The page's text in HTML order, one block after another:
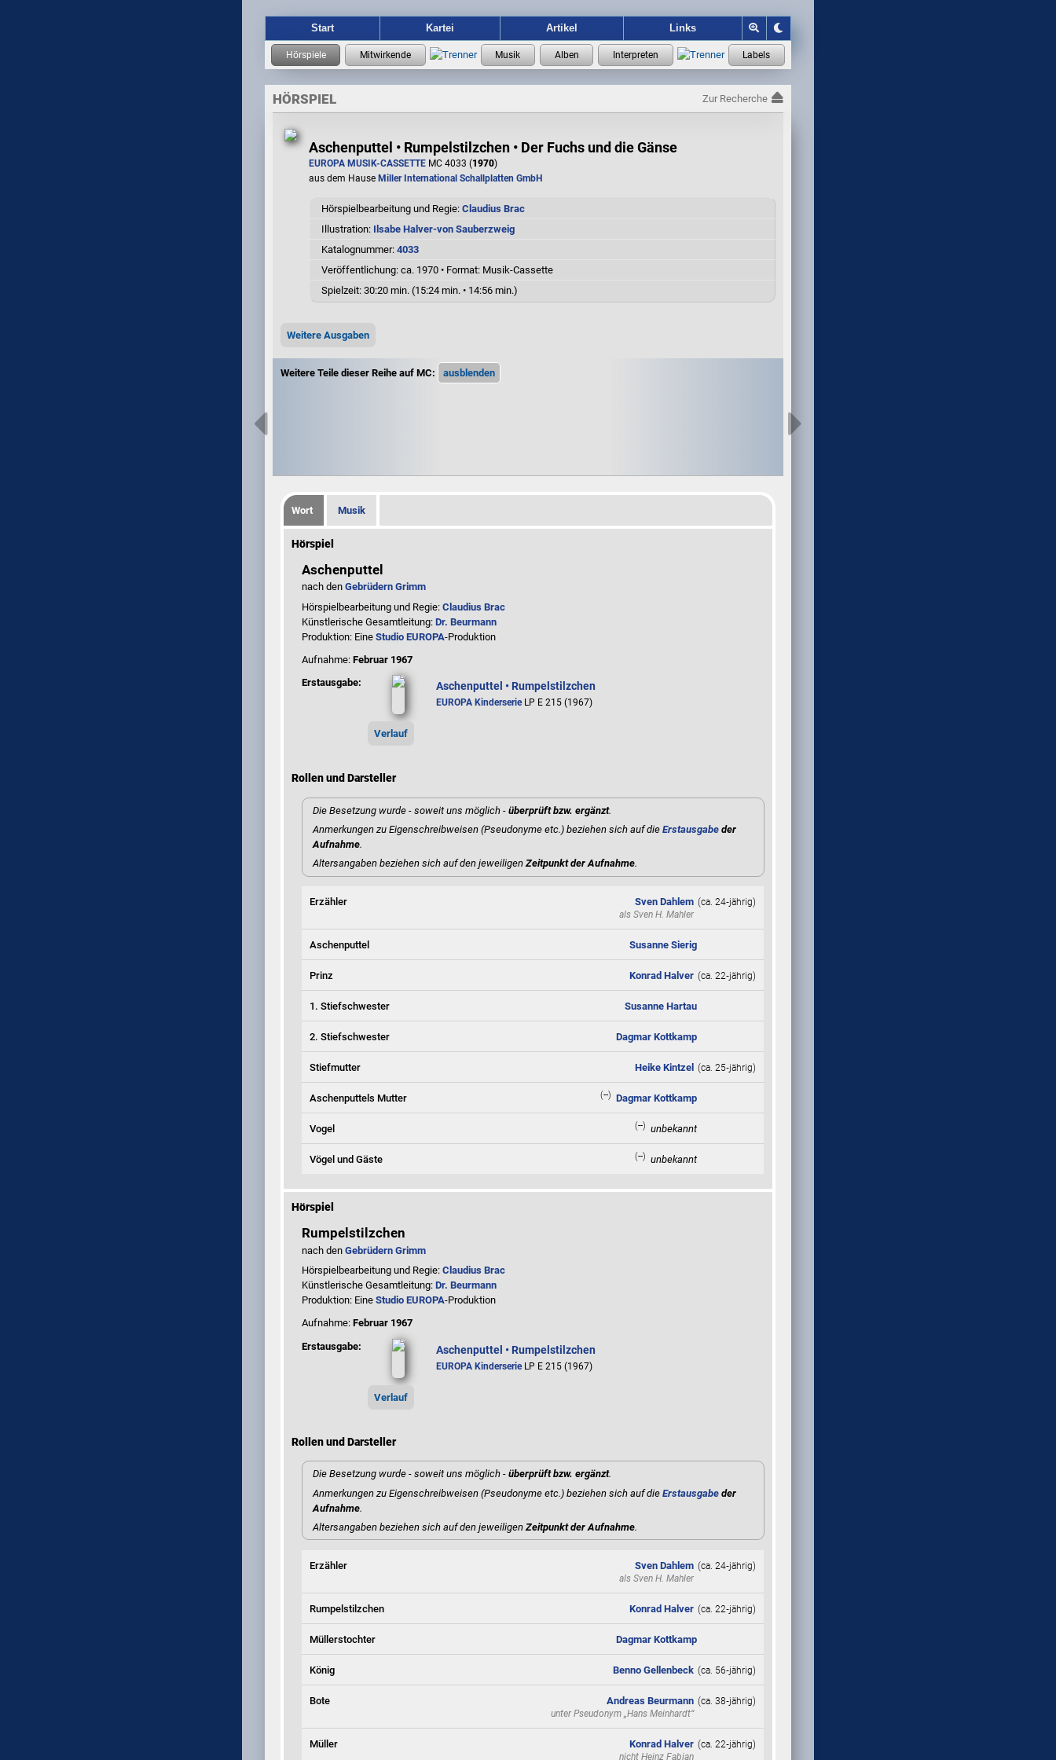
Start Kartei Artikel Links
HÖRSPIEL Zur Recherche
Aschenputtel • Rumpelstilzchen • Der Fuchs und die Gänse
EUROPA MUSIK-CASSETTE MC 4033 (1970)
aus dem HauseMiller International Schallplatten GmbH
Hörspielbearbeitung und Regie:Claudius Brac
Illustration: Ilsabe Halver-von Sauberzweig
Katalognummer:4033
Veröffentlichung: ca. 1970 • Format: Musik-Cassette
Spielzeit:30:20 min. (15:24 min. • 14:56 min.)
Weitere Ausgaben
Weitere Teile dieser Reihe auf MC:
Wort Musik
Hörspiel
Aschenputtel
nach den Gebrüdern Grimm
Hörspielbearbeitung und Regie: Claudius Brac
Künstlerische Gesamtleitung: Dr. Beurmann
Produktion: Eine Studio EUROPA-Produktion
Aufnahme: Februar 1967
Erstausgabe:
Aschenputtel • Rumpelstilzchen
EUROPA KinderserieLP E 215 (1967)
Verlauf
Rollen und Darsteller
Die Besetzung wurde - soweit uns möglich - überprüft bzw. ergänzt.
Anmerkungen zu Eigenschreibweisen (Pseudonyme etc.) beziehen sich auf die Erstausgabeder
Aufnahme.
Altersangaben beziehen sich auf den jeweiligenZeitpunkt der Aufnahme.
Erzähler Sven Dahlem
als Sven H. Mahler
(ca. 24‑jährig)
Aschenputtel Susanne Sierig
Prinz Konrad Halver (ca. 22‑jährig)
1. Stiefschwester Susanne Hartau
2. Stiefschwester Dagmar Kottkamp
Stiefmutter Heike Kintzel (ca. 25‑jährig)
Aschenputtels Mutter (--) Dagmar Kottkamp
Vogel (--) unbekannt
Vögel und Gäste (--) unbekannt
Hörspiel
Rumpelstilzchen
nach den Gebrüdern Grimm
Hörspielbearbeitung und Regie: Claudius Brac
Künstlerische Gesamtleitung: Dr. Beurmann
Produktion: Eine Studio EUROPA-Produktion
Aufnahme: Februar 1967
Erstausgabe:
Aschenputtel • Rumpelstilzchen
EUROPA KinderserieLP E 215 (1967)
Verlauf
Rollen und Darsteller
Die Besetzung wurde - soweit uns möglich - überprüft bzw. ergänzt.
Anmerkungen zu Eigenschreibweisen (Pseudonyme etc.) beziehen sich auf die Erstausgabeder
Aufnahme.
Altersangaben beziehen sich auf den jeweiligen Zeitpunkt der Aufnahme.
Erzähler Sven Dahlem
als Sven H. Mahler
(ca. 24‑jährig)
Rumpelstilzchen Konrad Halver (ca. 22‑jährig)
Müllerstochter Dagmar Kottkamp
König Benno Gellenbeck (ca. 56‑jährig)
Bote Andreas Beurmann
unter Pseudonym „Hans Meinhardt“
(ca. 38‑jährig)
Müller Konrad Halver
nicht Heinz Fabian
(ca. 22‑jährig)